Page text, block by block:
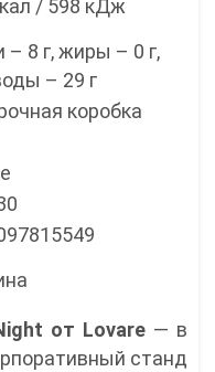
/ 598 кДж
– 8 г, жиры – 0 г,
– 29 г
коробка
от Lovare — в
станд